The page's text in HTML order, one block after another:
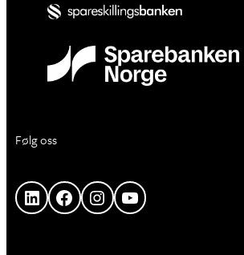
Følg oss
LinkedIn Facebook Instagram YouTube